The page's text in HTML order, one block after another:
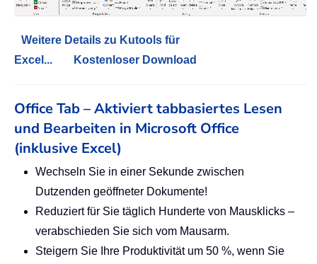
Weitere Details zu Kutools für
Excel...
Kostenloser Download
Office Tab – Aktiviert tabbasiertes Lesen
und Bearbeiten in Microsoft Office
(inklusive Excel)
Wechseln Sie in einer Sekunde zwischen
Dutzenden geöffneter Dokumente!
Reduziert für Sie täglich Hunderte von Mausklicks –
verabschieden Sie sich vom Mausarm.
Steigern Sie Ihre Produktivität um 50 %, wenn Sie